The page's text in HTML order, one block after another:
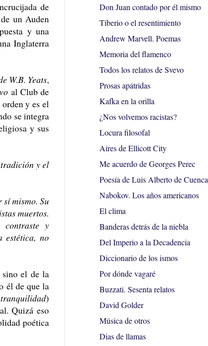
de
un Auden
y una
Inglaterra
W.B. Yeats,
al Club de
y es el
se integra
y sus
y el
mismo. Su
muertos.
contraste y
estética, no
sino el de la
él de que la
)
Quizá eso
poética
Don Juan contado por él mismo
Tiberio o el resentimiento
Andrew Marvell. Poemas
Memoria del flamenco
Todos los relatos de Svevo
Prosas apátridas
Kafka en la orilla
¿Nos volvemos racistas?
Locura filosofal
Aires de Ellicott City
Me acuerdo de Georges Perec
Poesía de Luis Alberto de Cuenca
Nabokov. Los años americanos
El clima
Banderas detrás de la niebla
Del Imperio a la Decadencia
Diccionario de los ismos
Por dónde vagaré
Buzzati. Sesenta relatos
David Golder
Música de otros
Dias de llamas